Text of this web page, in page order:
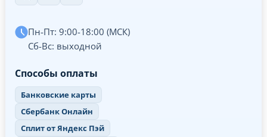
Пн-Пт: 9:00-18:00 (МСК)
Сб-Вс: выходной
Способы оплаты
Банковские карты
Сбербанк Онлайн
Сплит от Яндекс Пэй